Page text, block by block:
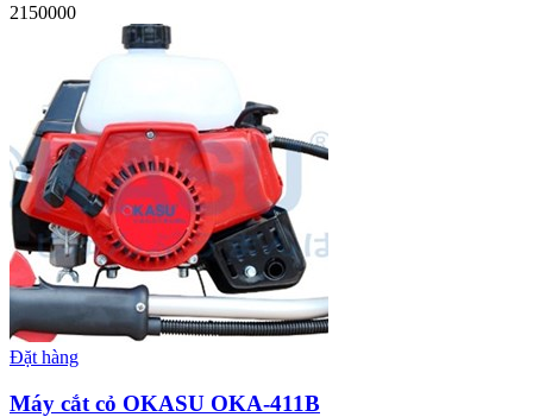
2150000
Đặt hàng
Máy cắt cỏ OKASU OKA-411B